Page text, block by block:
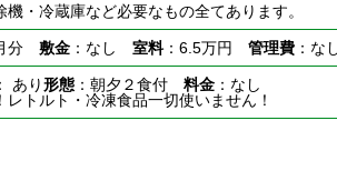
機・冷蔵庫など必要なもの全てあります。
分 敷金：なし 室料：6.5万円 管理費：な
あり形態：朝夕２食付 料金：なし
レトルト・冷凍食品一切使いません！